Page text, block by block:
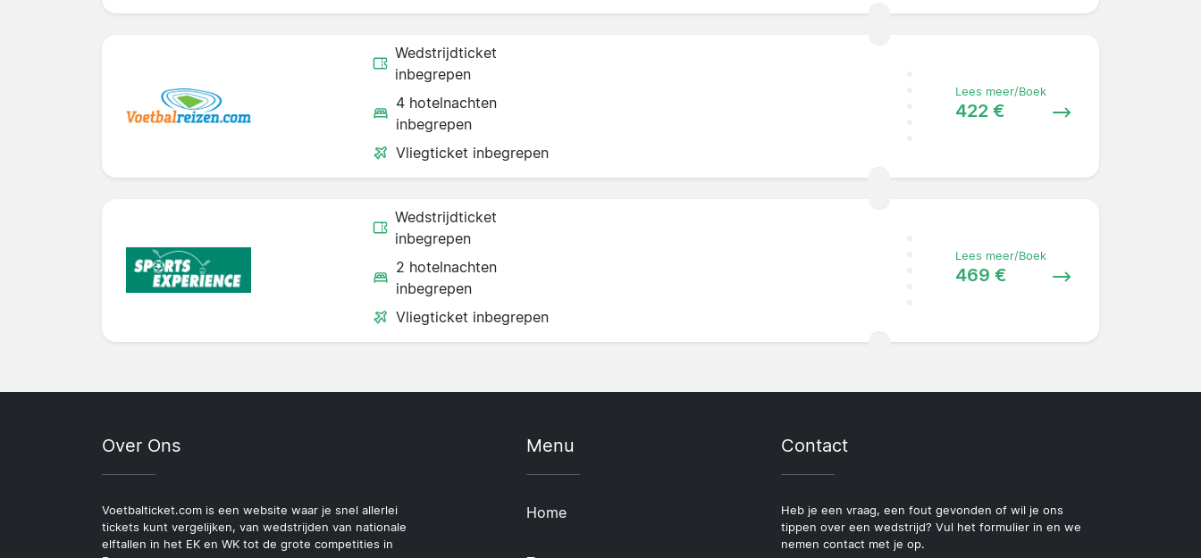
Wedstrijdticket
inbegrepen
4 hotelnachten
inbegrepen
Vliegticket inbegrepen
Lees meer/Boek
422 €
Wedstrijdticket
inbegrepen
2 hotelnachten
inbegrepen
Vliegticket inbegrepen
Lees meer/Boek
469 €
Over Ons
Voetbalticket.com is een website waar je snel allerlei
tickets kunt vergelijken, van wedstrijden van nationale
elftallen in het EK en WK tot de grote competities in
Menu
Home
Contact
Heb je een vraag, een fout gevonden of wil je ons
tippen over een wedstrijd? Vul het formulier in en we
nemen contact met je op.